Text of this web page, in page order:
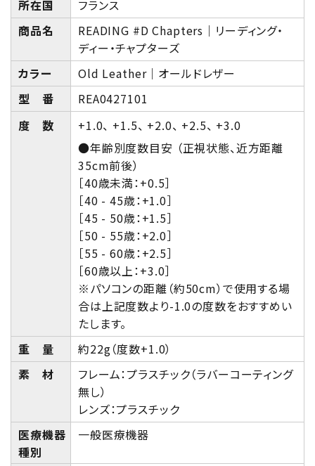
所在国
フランス
商品名
READING #D Chapters｜リーディング・
ディー・チャプターズ
カラー
Old Leather｜オールドレザー
型 番
REA0427101
度 数
+1.0、 +1.5、 +2.0、 +2.5、 +3.0
●年齢別度数目安 （正視状態、近方距離
35cm前後）
［40歳未満：+0.5］
［40 - 45歳：+1.0］
［45 - 50歳：+1.5］
［50 - 55歳：+2.0］
［55 - 60歳：+2.5］
［60歳以上：+3.0］
※パソコンの距離（約50cm）で使用する場
合は上記度数より-1.0の度数をおすすめい
たします。
重 量
約22g（度数+1.0）
素 材
フレーム：プラスチック（ラバーコーティング
無し）
レンズ：プラスチック
医療機器
種別
一般医療機器